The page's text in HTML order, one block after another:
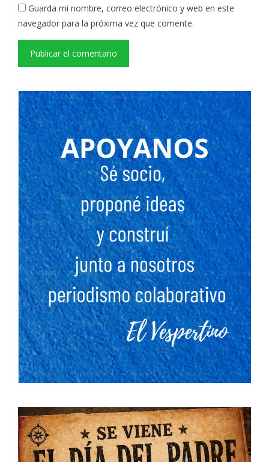
Guarda mi nombre, correo electrónico y web en este
navegador para la próxima vez que comente.